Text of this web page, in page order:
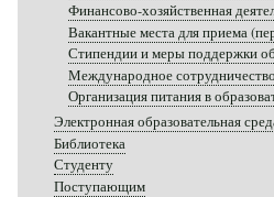
Финансово-хозяйственная
Вакантные места для приема
Стипендии и меры поддержки
Международное сотрудничество
Организация питания в
Электронная образовательная
Библиотека
Студенту
Поступающим